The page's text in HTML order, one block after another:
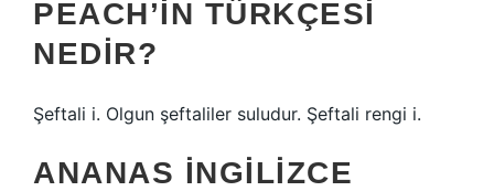
PEACH’IN TÜRKÇESI
NEDIR?
Şeftali i. Olgun şeftaliler suludur. Şeftali rengi i.
ANANAS INGILIZCE